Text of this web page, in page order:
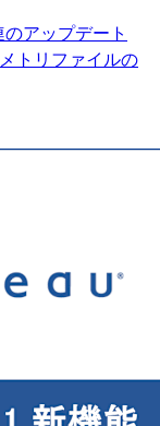
アップデート
トリファイルの